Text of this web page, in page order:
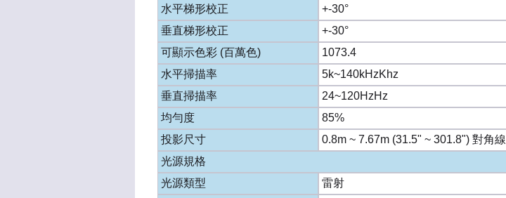
水平梯形校正
+-30°
垂直梯形校正
+-30°
可顯示色彩 (百萬色)
1073.4
水平掃描率
5k~140kHzKhz
垂直掃描率
24~120HzHz
均勻度
85%
投影尺寸
0.8m ~ 7.67m (31.5" ~ 301.8") 對角線
光源規格
光源類型
雷射